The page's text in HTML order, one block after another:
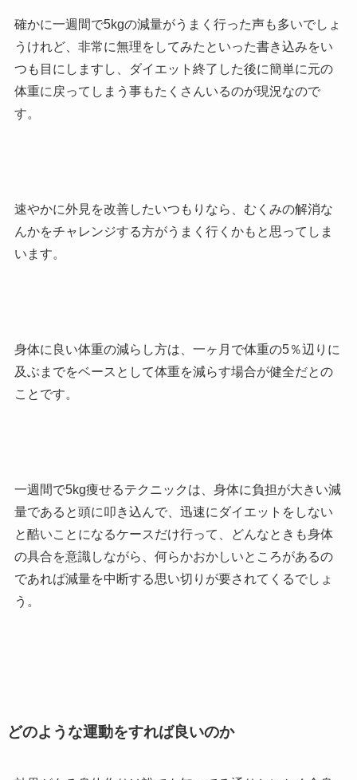
確かに一週間で5kgの減量がうまく行った声も多いでしょ
うけれど、非常に無理をしてみたといった書き込みをい
つも目にしますし、ダイエット終了した後に簡単に元の
体重に戻ってしまう事もたくさんいるのが現況なので
す。
速やかに外見を改善したいつもりなら、むくみの解消な
んかをチャレンジする方がうまく行くかもと思ってしま
います。
身体に良い体重の減らし方は、一ヶ月で体重の5％辺りに
及ぶまでをベースとして体重を減らす場合が健全だとの
ことです。
一週間で5kg痩せるテクニックは、身体に負担が大きい減
量であると頭に叩き込んで、迅速にダイエットをしない
と酷いことになるケースだけ行って、どんなときも身体
の具合を意識しながら、何らかおかしいところがあるの
であれば減量を中断する思い切りが要されてくるでしょ
う。
どのような運動をすれば良いのか